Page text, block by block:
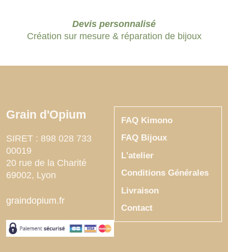
Devis personnalisé
Création sur mesure & réparation de bijoux
Grain d'Opium
SIRET : 898 028 733
00019
20 rue de la Charité
69002, Lyon
graindopium.fr
519
FAQ Kimono
FAQ Bijoux
L'atelier
Conditions Générales
Livraison
Contact